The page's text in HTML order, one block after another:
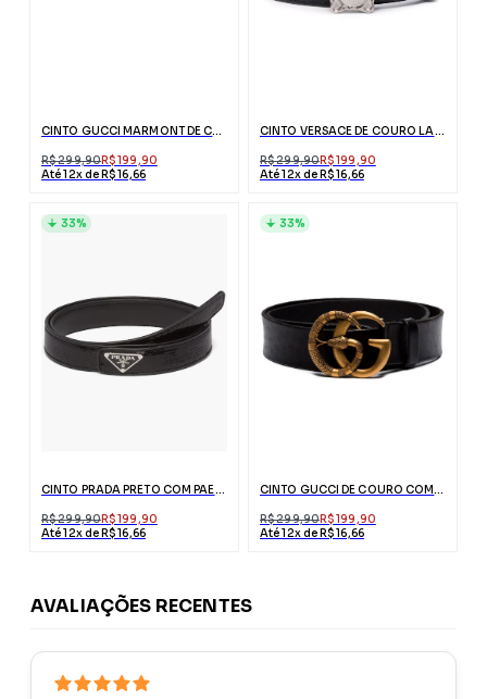
CINTO GUCCI MARMONT DE COURO PRETO COM FIVELA DUPLO G
R$ 299,90R$ 199,90
Até 12x de R$ 16,66
CINTO VERSACE DE COURO LA MEDUSA PRETO
R$ 299,90R$ 199,90
Até 12x de R$ 16,66
CINTO PRADA PRETO COM PAETÊS
R$ 299,90R$ 199,90
Até 12x de R$ 16,66
33%
CINTO GUCCI DE COURO COM FIVELA DUPLO G DE COBRA
R$ 299,90R$ 199,90
Até 12x de R$ 16,66
33%
AVALIAÇÕES RECENTES